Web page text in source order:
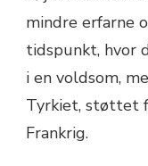
mindre erfarne
tidspunkt, hvor
i en voldsom,
Tyrkiet, støttet
Frankrig.